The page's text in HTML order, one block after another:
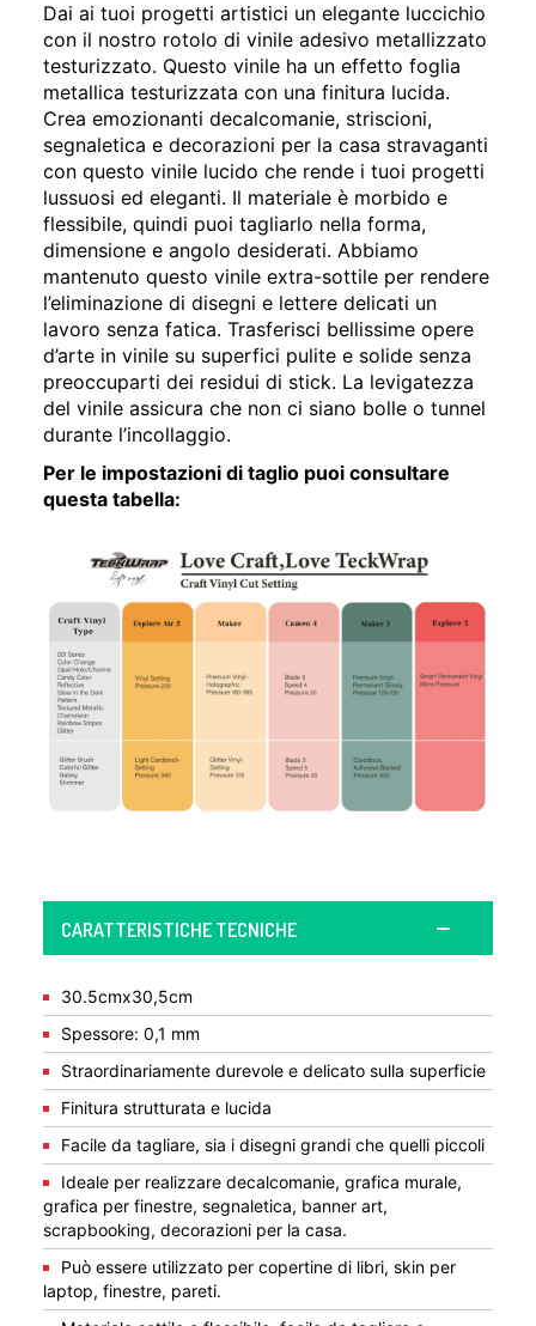
Dai ai tuoi progetti artistici un elegante luccichio
con il nostro rotolo di vinile adesivo metallizzato
testurizzato. Questo vinile ha un effetto foglia
metallica testurizzata con una finitura lucida.
Crea emozionanti decalcomanie, striscioni,
segnaletica e decorazioni per la casa stravaganti
con questo vinile lucido che rende i tuoi progetti
lussuosi ed eleganti. Il materiale è morbido e
flessibile, quindi puoi tagliarlo nella forma,
dimensione e angolo desiderati. Abbiamo
mantenuto questo vinile extra-sottile per rendere
l’eliminazione di disegni e lettere delicati un
lavoro senza fatica. Trasferisci bellissime opere
d’arte in vinile su superfici pulite e solide senza
preoccuparti dei residui di stick. La levigatezza
del vinile assicura che non ci siano bolle o tunnel
durante l’incollaggio.
Per le impostazioni di taglio puoi consultare
questa tabella:
CARATTERISTICHE TECNICHE
30.5cmx30,5cm
Spessore: 0,1 mm
Straordinariamente durevole e delicato sulla superficie
Finitura strutturata e lucida
Facile da tagliare, sia i disegni grandi che quelli piccoli
Ideale per realizzare decalcomanie, grafica murale,
grafica per finestre, segnaletica, banner art,
scrapbooking, decorazioni per la casa.
Può essere utilizzato per copertine di libri, skin per
laptop, finestre, pareti.